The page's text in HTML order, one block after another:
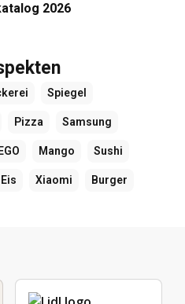
2026
Spiegel
Pizza Samsung
Mango Sushi
Eis Xiaomi Burger